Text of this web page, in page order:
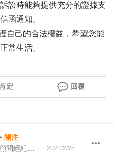
訟時能夠提供充分的證據支
函通知。
自己的合法權益，希望您能
常生活。
定 回覆
・ 關注
・ 2024/2/25